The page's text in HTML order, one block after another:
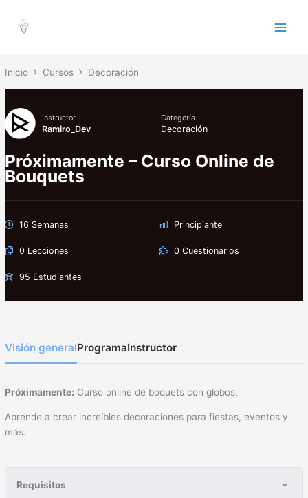
contenido
Inicio Cursos Decoración
Instructor
Ramiro_Dev
Categoría
Decoración
Próximamente – Curso Online de
Bouquets
16 Semanas Principiante
0 Lecciones 0 Cuestionarios
95 Estudiantes
Visión generalProgramaInstructor
Próximamente: Curso online de boquets con globos.
Aprende a crear increíbles decoraciones para fiestas, eventos y
más.
Requisitos